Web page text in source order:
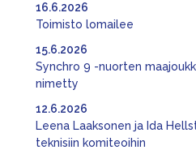
Toimisto lomailee
16.6.2026
Synchro 9 -nuorten
nimetty
15.6.2026
Leena Laaksonen ja Ida
teknisiin komiteoihin
12.6.2026